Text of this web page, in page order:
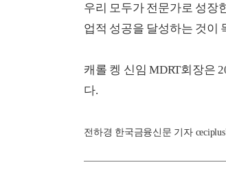
우리 모두가 전문가로 성장
업적 성공을 달성하는 것이
캐롤 켕 신임 MDRT회장은
다.
전하경 한국금융신문 기자